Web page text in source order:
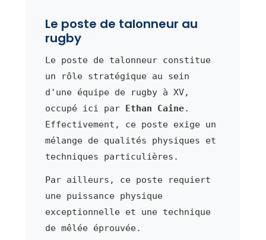
Le poste de talonneur au
rugby
Le poste de talonneur constitue
un rôle stratégique au sein
d'une équipe de rugby à XV,
occupé ici par Ethan Caine.
Effectivement, ce poste exige un
mélange de qualités physiques et
techniques particulières.
Par ailleurs, ce poste requiert
une puissance physique
exceptionnelle et une technique
de mêlée éprouvée.